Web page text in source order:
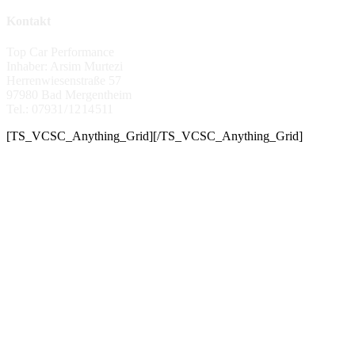
[TS_VCSC_Anything_Grid][/TS_VCSC_Anything_Grid]